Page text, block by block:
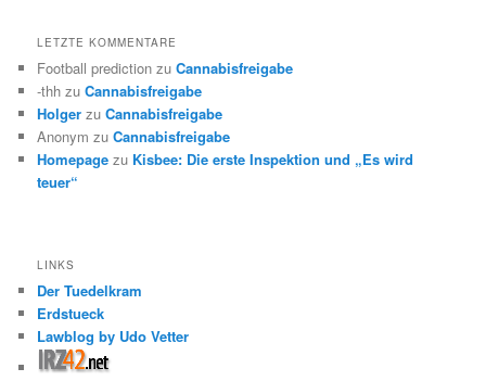
LETZTE KOMMENTARE
Football prediction zuCannabisfreigabe
-thh zuCannabisfreigabe
Holger zuCannabisfreigabe
Anonym zuCannabisfreigabe
Homepage zu Kisbee: Die erste Inspektion und „Es wird
teuer“
LINKS
Der Tuedelkram
Erdstueck
Lawblog by Udo Vetter